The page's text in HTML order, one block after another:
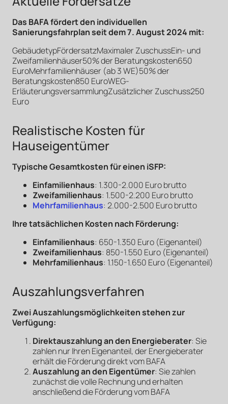
Das BAFA fördert den individuellen
Sanierungsfahrplan seit dem 7. August 2024 mit:
GebäudetypFördersatzMaximaler ZuschussEin- und
Zweifamilienhäuser50% der Beratungskosten650
EuroMehrfamilienhäuser (ab 3 WE)50% der
Beratungskosten850 EuroWEG-
ErläuterungsversammlungZusätzlicher Zuschuss250
Euro
Realistische Kosten für
Hauseigentümer
Typische Gesamtkosten für einen iSFP:
Einfamilienhaus: 1.300-2.000 Euro brutto
Zweifamilienhaus: 1.500-2.200 Euro brutto
Mehrfamilienhaus: 2.000-2.500 Euro brutto
Ihre tatsächlichen Kosten nach Förderung:
Einfamilienhaus: 650-1.350 Euro (Eigenanteil)
Zweifamilienhaus: 850-1.550 Euro (Eigenanteil)
Mehrfamilienhaus: 1.150-1.650 Euro (Eigenanteil)
Auszahlungsverfahren
Zwei Auszahlungsmöglichkeiten stehen zur
Verfügung:
Direktauszahlung an den Energieberater: Sie
zahlen nur Ihren Eigenanteil, der Energieberater
erhält die Förderung direkt vom BAFA
Auszahlung an den Eigentümer: Sie zahlen
zunächst die volle Rechnung und erhalten
anschließend die Förderung vom BAFA